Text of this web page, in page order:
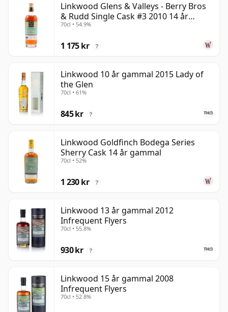
Linkwood Glens & Valleys - Berry Bros
& Rudd Single Cask #3 2010 14 år
gammal
70cl • 54.9%
1 175 kr ?
Linkwood 10 år gammal 2015 Lady of
the Glen
70cl • 61%
845 kr ?
Linkwood Goldfinch Bodega Series
Sherry Cask 14 år gammal
70cl • 52%
1 230 kr ?
Linkwood 13 år gammal 2012
Infrequent Flyers
70cl • 55.8%
930 kr ?
Linkwood 15 år gammal 2008
Infrequent Flyers
70cl • 52.8%